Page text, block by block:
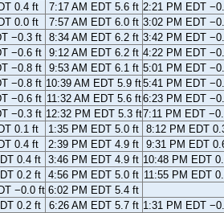
0.4 ft 7:17 AM EDT 5.6 ft 2:21 PM EDT
0.0 ft 7:57 AM EDT 6.0 ft 3:02 PM EDT
−0.3 ft 8:34 AM EDT 6.2 ft 3:42 PM EDT
−0.6 ft 9:12 AM EDT 6.2 ft 4:22 PM EDT
−0.8 ft 9:53 AM EDT 6.1 ft 5:01 PM EDT
−0.8 ft 10:39 AM EDT 5.9 ft5:41 PM EDT
−0.6 ft 11:32 AM EDT 5.6 ft6:23 PM EDT
−0.3 ft 12:32 PM EDT 5.3 ft7:11 PM EDT
0.1 ft 1:35 PM EDT 5.0 ft 8:12 PM EDT
0.4 ft 2:39 PM EDT 4.9 ft 9:31 PM EDT
0.4 ft 3:46 PM EDT 4.9 ft 10:48 PM EDT
0.2 ft 4:56 PM EDT 5.0 ft 11:55 PM EDT
−0.0 ft 6:02 PM EDT 5.4 ft
0.2 ft 6:26 AM EDT 5.7 ft 1:31 PM EDT